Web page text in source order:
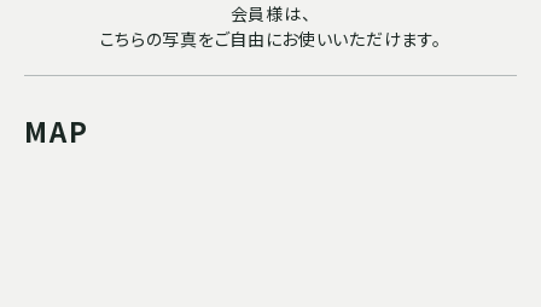
会員様は、
こちらの写真をご自由にお使いいただけます。
MAP